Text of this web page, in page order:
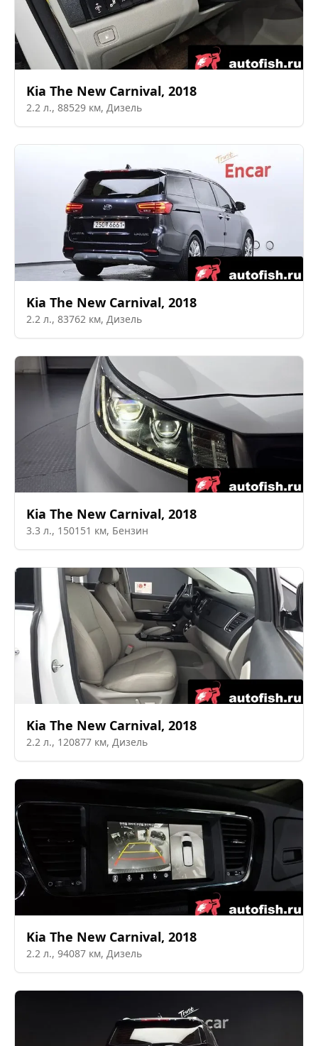
Kia The New Carnival, 2018
2.2 л., 88529 км, Дизель
Kia The New Carnival, 2018
2.2 л., 83762 км, Дизель
Kia The New Carnival, 2018
3.3 л., 150151 км, Бензин
Kia The New Carnival, 2018
2.2 л., 120877 км, Дизель
Kia The New Carnival, 2018
2.2 л., 94087 км, Дизель